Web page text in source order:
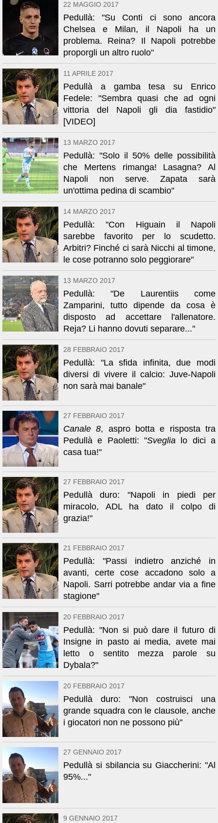
22 MAGGIO 2017
Pedullà: "Su Conti ci sono ancora
Chelsea e Milan, il Napoli ha un
problema. Reina? Il Napoli potrebbe
proporgli un altro ruolo"
11 APRILE 2017
Pedullà a gamba tesa su Enrico
Fedele: "Sembra quasi che ad ogni
vittoria del Napoli gli dia fastidio"
[VIDEO]
13 MARZO 2017
Pedullà: "Solo il 50% delle possibilità
che Mertens rimanga! Lasagna? Al
Napoli non serve. Zapata sarà
un'ottima pedina di scambio"
14 MARZO 2017
Pedullà: "Con Higuain il Napoli
sarebbe favorito per lo scudetto.
Arbitri? Finché ci sarà Nicchi al timone,
le cose potranno solo peggiorare"
13 MARZO 2017
Pedullà: "De Laurentiis come
Zamparini, tutto dipende da cosa è
disposto ad accettare l'allenatore.
Reja? Li hanno dovuti separare..."
28 FEBBRAIO 2017
Pedullà: "La sfida infinita, due modi
diversi di vivere il calcio: Juve-Napoli
non sarà mai banale"
27 FEBBRAIO 2017
Canale 8, aspro botta e risposta tra
Pedullà e Paoletti: "Sveglia lo dici a
casa tua!"
27 FEBBRAIO 2017
Pedullà duro: "Napoli in piedi per
miracolo, ADL ha dato il colpo di
grazia!"
21 FEBBRAIO 2017
Pedullà: "Passi indietro anziché in
avanti, certe cose accadono solo a
Napoli. Sarri potrebbe andar via a fine
stagione"
20 FEBBRAIO 2017
Pedullà: "Non si può dare il futuro di
Insigne in pasto ai media, avete mai
letto o sentito mezza parole su
Dybala?"
20 FEBBRAIO 2017
Pedullà duro: "Non costruisci una
grande squadra con le clausole, anche
i giocatori non ne possono più"
27 GENNAIO 2017
Pedullà si sbilancia su Giaccherini: "Al
95%..."
9 GENNAIO 2017